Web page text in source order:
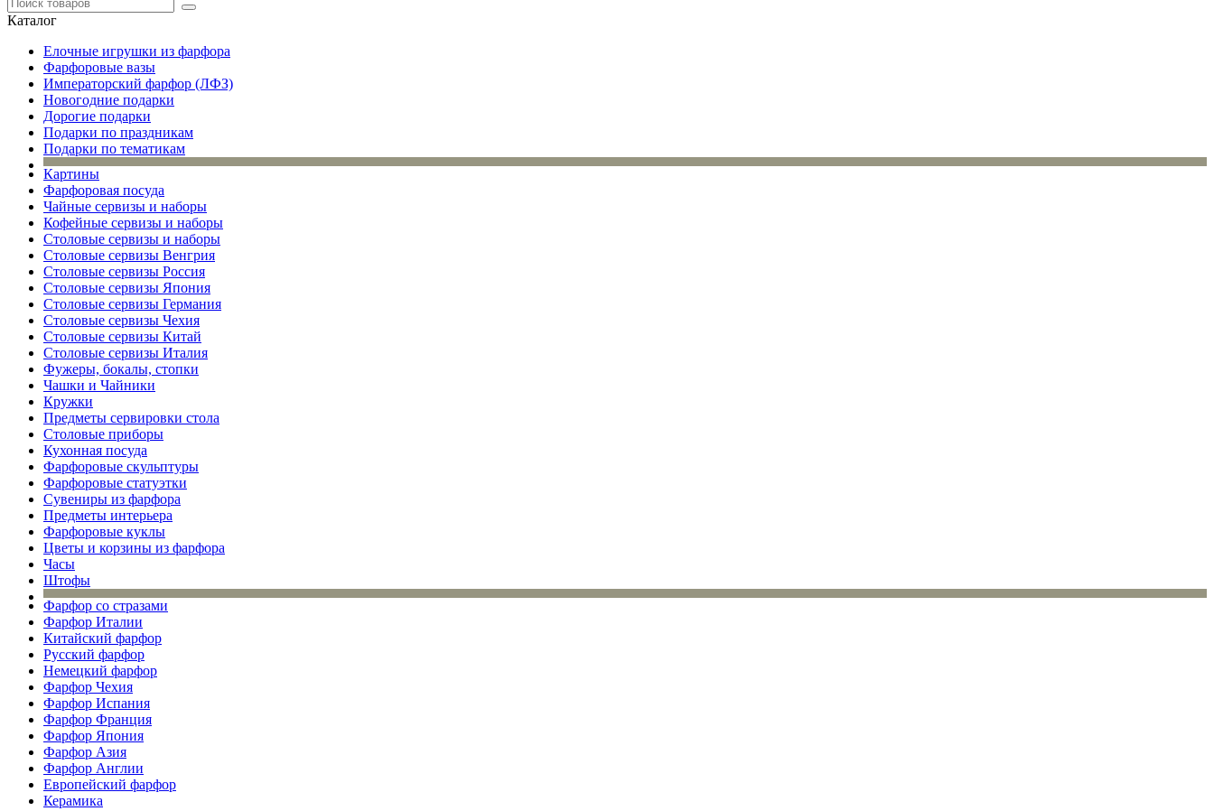
Каталог
Елочные игрушки из фарфора
Фарфоровые вазы
Императорский фарфор (ЛФЗ)
Новогодние подарки
Дорогие подарки
Подарки по праздникам
Подарки по тематикам
Картины
Фарфоровая посуда
Чайные сервизы и наборы
Кофейные сервизы и наборы
Столовые сервизы и наборы
Столовые сервизы Венгрия
Столовые сервизы Россия
Столовые сервизы Япония
Столовые сервизы Германия
Столовые сервизы Чехия
Столовые сервизы Китай
Столовые сервизы Италия
Фужеры, бокалы, стопки
Чашки и Чайники
Кружки
Предметы сервировки стола
Столовые приборы
Кухонная посуда
Фарфоровые скульптуры
Фарфоровые статуэтки
Сувениры из фарфора
Предметы интерьера
Фарфоровые куклы
Цветы и корзины из фарфора
Часы
Штофы
Фарфор со стразами
Фарфор Италии
Китайский фарфор
Русский фарфор
Немецкий фарфор
Фарфор Чехия
Фарфор Испания
Фарфор Франция
Фарфор Япония
Фарфор Азия
Фарфор Англии
Европейский фарфор
Керамика